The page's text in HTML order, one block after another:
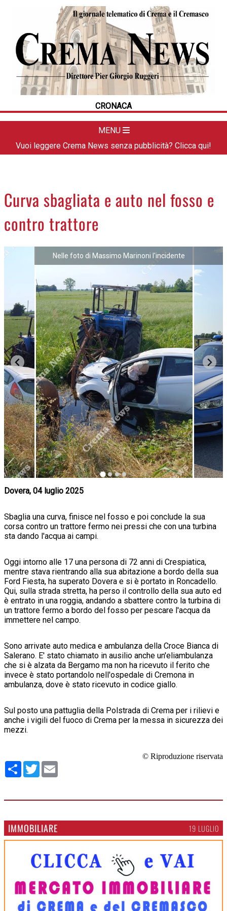
CRONACA
MENU
HOME
CRONACA
POLITICA
LA FOTO
DAL TERRITORIO
APPUNTAMENTI
LA PIAZZA
Vuoi leggere Crema News senza pubblicità? Clicca qui!
Curva sbagliata e auto nel fosso e
contro trattore
Nelle foto di Massimo Marinoni l'incidente
Dovera, 04 luglio 2025
Sbaglia una curva, finisce nel fosso e poi conclude la sua
corsa contro un trattore fermo nei pressi che con una turbina
sta dando l'acqua ai campi.
Oggi intorno alle 17 una persona di 72 anni di Crespiatica,
mentre stava rientrando alla sua abitazione a bordo della sua
Ford Fiesta, ha superato Dovera e si è portato in Roncadello.
Qui, sulla strada stretta, ha perso il controllo della sua auto ed
è entrato in una roggia, andando a sbattere contro la turbina di
un trattore fermo a bordo del fosso per pescare l'acqua da
immettere nel campo.
Sono arrivate auto medica e ambulanza della Croce Bianca di
Salerano. E' stato chiamato in ausilio anche un'eliambulanza
che si è alzata da Bergamo ma non ha ricevuto il ferito che
invece è stato portandolo nell'ospedale di Cremona in
ambulanza, dove è stato ricevuto in codice giallo.
Sul posto una pattuglia della Polstrada di Crema per i rilievi e
anche i vigili del fuoco di Crema per la messa in sicurezza dei
mezzi.
© Riproduzione riservata
Condividi
Twitter
IMMOBILIARE 19 LUGLIO